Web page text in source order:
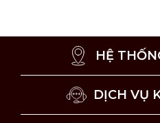
HỆ
DỊCH VỤ